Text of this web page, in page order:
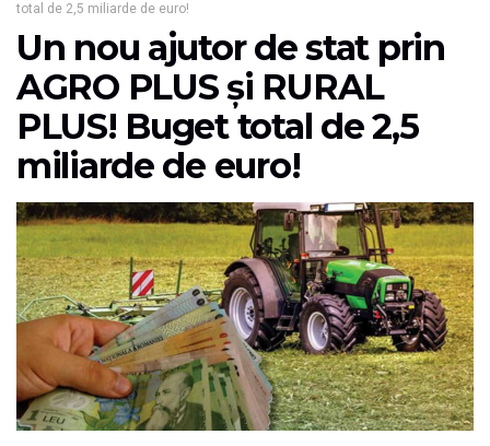
total de 2,5 miliarde de euro!
Un nou ajutor de stat prin
AGRO PLUS și RURAL
PLUS! Buget total de 2,5
miliarde de euro!